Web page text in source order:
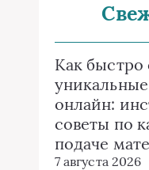
Как быстро
онлайн:
советы по
подаче
7 августа 2026